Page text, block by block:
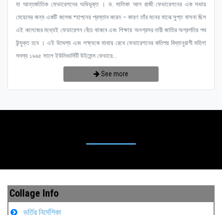
যা আন্তর্জাতিক ফেডারেশনের অধিভুক্ত । ড. মালিকা আল রাজী ফেডারেশনের এক সভায়
মেয়েদের জন্য একটি কলেজ ষ্হাপনের প্রস্তাব করেন – কারণ তাঁর মনের মাঝে সুপ্ত বাসনা ছিল
এই কলেজের মধ্যেই ফেডারেশন বেঁচে থাকবে এবং শিক্ষায় অনগ্রসর নারী জাতির অগ্রগতির পথ
উন্মুক্ত হবে । এই উদ্দেশ্য এবং লক্ষ্যকে মাথায় রেখে ফেডারেশনের কতিপয় বিদ্যানুরাগী মহিলা
সদস্য ১৯৬৫ সালে ইউনিভার্সিটি উইমেন্স ফেডারে...
See more
Collage Info
ভর্তির নির্দেশিকা